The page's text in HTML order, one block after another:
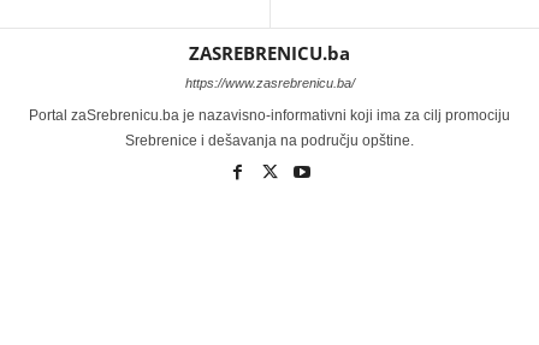
ZASREBRENICU.ba
https://www.zasrebrenicu.ba/
Portal zaSrebrenicu.ba je nazavisno-informativni koji ima za cilj promociju
Srebrenice i dešavanja na području opštine.